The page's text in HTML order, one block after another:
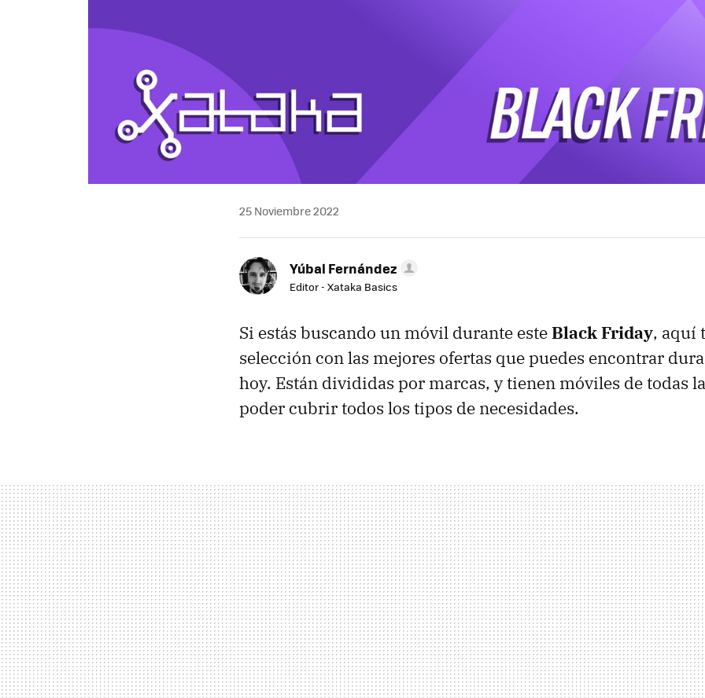
25 Noviembre 2022
Yúbal Fernández
Editor - Xataka Basics
Si estás buscando un móvil durante esteBlack Friday, aquí
selección con las mejores ofertas que puedes encontrar
hoy. Están divididas por marcas, y tienen móviles de todas
poder cubrir todos los tipos de necesidades.